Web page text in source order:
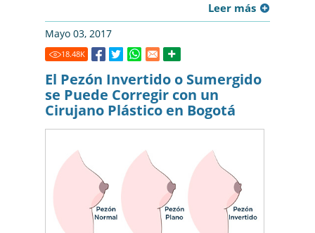
Leer más
Mayo 03, 2017
18.48K
El Pezón Invertido o Sumergido
se Puede Corregir con un
Cirujano Plástico en Bogotá